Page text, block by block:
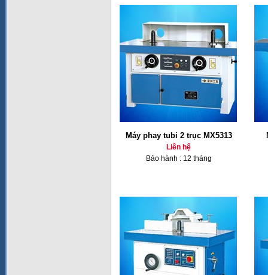
Máy phay tubi 2 trục MX5313
Liên hệ
Bảo hành : 12 tháng